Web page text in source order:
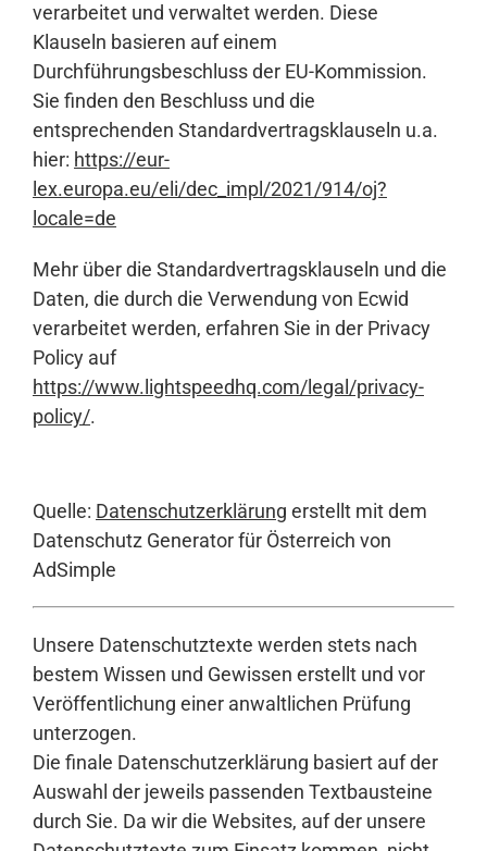
verarbeitet und verwaltet werden. Diese
Klauseln basieren auf einem
Durchführungsbeschluss der EU-Kommission.
Sie finden den Beschluss und die
entsprechenden Standardvertragsklauseln u.a.
hier: https://eur-
lex.europa.eu/eli/dec_impl/2021/914/oj?
locale=de
Mehr über die Standardvertragsklauseln und die
Daten, die durch die Verwendung von Ecwid
verarbeitet werden, erfahren Sie in der Privacy
Policy auf
https://www.lightspeedhq.com/legal/privacy-
policy/.
Quelle: Datenschutzerklärung erstellt mit dem
Datenschutz Generator für Österreich von
AdSimple
Unsere Datenschutztexte werden stets nach
bestem Wissen und Gewissen erstellt und vor
Veröffentlichung einer anwaltlichen Prüfung
unterzogen.
Die finale Datenschutzerklärung basiert auf der
Auswahl der jeweils passenden Textbausteine
durch Sie. Da wir die Websites, auf der unsere